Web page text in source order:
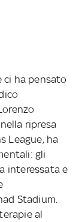
ci ha pensato
ripresa
League, ha
gli
interessata e
Stadium.
al